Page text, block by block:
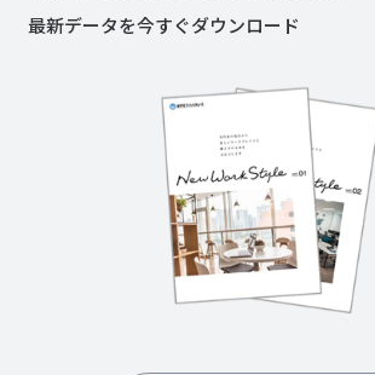
最新データを今すぐダウンロード